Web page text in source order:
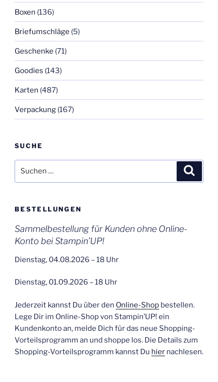
Boxen (136)
Briefumschläge (5)
Geschenke (71)
Goodies (143)
Karten (487)
Verpackung (167)
SUCHE
nach:
BESTELLUNGEN
Sammelbestellung für Kunden ohne Online-
Konto bei Stampin’UP!
Dienstag, 04.08.2026 – 18 Uhr
Dienstag, 01.09.2026 – 18 Uhr
Jederzeit kannst Du über den Online-Shop bestellen.
Lege Dir im Online-Shop von Stampin’UP! ein
Kundenkonto an, melde Dich für das neue Shopping-
Vorteilsprogramm an und shoppe los. Die Details zum
Shopping-Vorteilsprogramm kannst Du hier nachlesen.